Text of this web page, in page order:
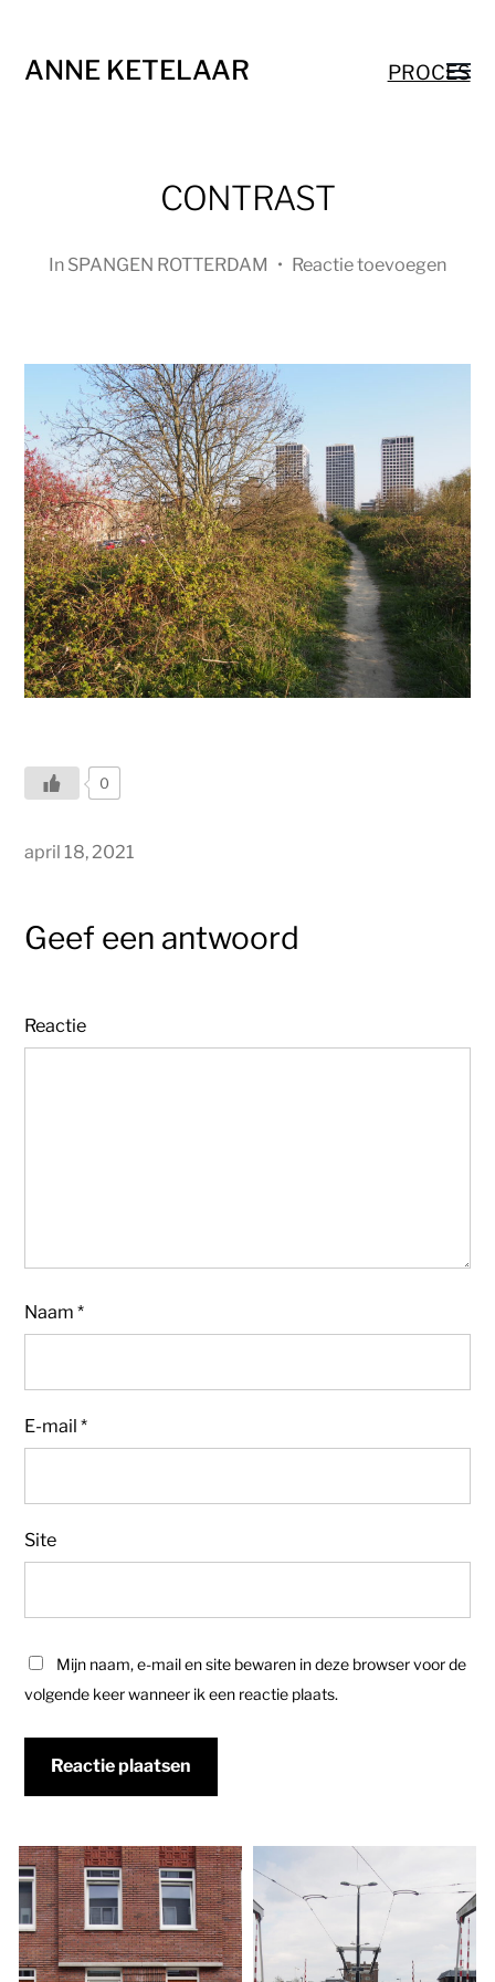
ANNE KETELAAR PROCES
CONTRAST
In SPANGEN ROTTERDAM • Reactie toevoegen
0
april 18, 2021
Geef een antwoord
Reactie
Naam*
E-mail*
Site
Mijn naam, e-mail en site bewaren in deze browser voor de
volgende keer wanneer ik een reactie plaats.